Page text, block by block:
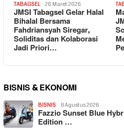
TABAGSEL 26 Maret 2026
JMSI Tabagsel Gelar Halal
Bihalal Bersama
Fahdriansyah Siregar,
Soliditas dan Kolaborasi
Jadi Priori…
BISNIS & EKONOMI
BISNIS 8 Agustus 2026
Fazzio Sunset Blue
Edition …